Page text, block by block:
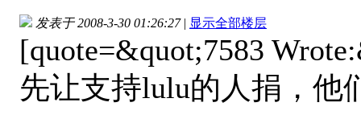
发表于 2008-3-30 01:26:27 | 显示全部楼层
[quote=&quot;7583
先让支持lulu的人捐，他